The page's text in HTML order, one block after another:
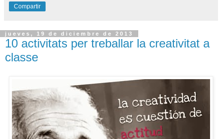
Compartir
jueves, 19 de diciembre de 2013
10 activitats per treballar la creativitat a
classe